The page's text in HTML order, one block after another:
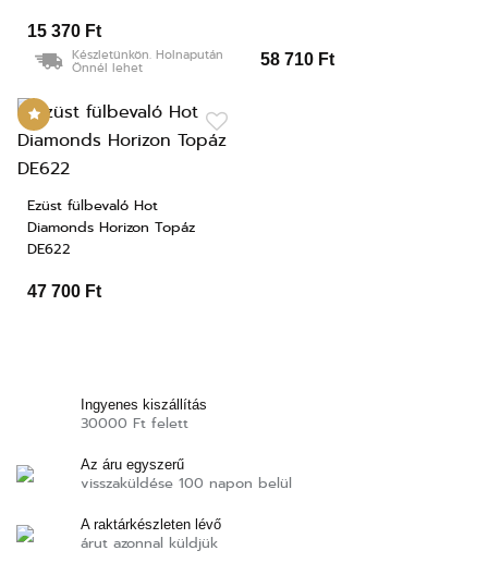
15 370 Ft
Készletünkön. Holnapután
Önnél lehet 58 710 Ft
Ezüst fülbevaló Hot
Diamonds Horizon Topáz
DE622
47 700 Ft
Ingyenes kiszállítás
30000 Ft felett
Az áru egyszerű
visszaküldése 100 napon belül
A raktárkészleten lévő
árut azonnal küldjük